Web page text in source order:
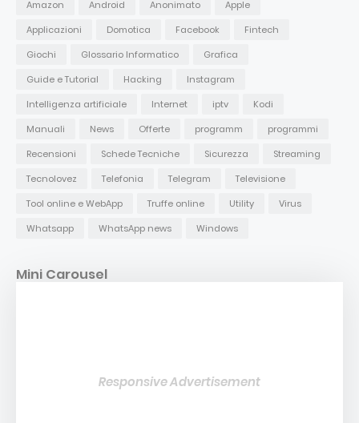
Amazon Android Anonimato
Apple
Applicazioni
Domotica Facebook
Fintech
Giochi
Glossario Informatico
Grafica
Guide e Tutorial
Hacking
Instagram
Intelligenza artificiale
Internet iptv
Kodi
Manuali
News Offerte programm
programmi
Recensioni
Schede Tecniche Sicurezza
Streaming
Tecnolovez
Telefonia Telegram
Televisione
Tool online e WebApp
Truffe online Utility
Virus
Whatsapp
WhatsApp news Windows
Mini Carousel
Responsive Advertisement